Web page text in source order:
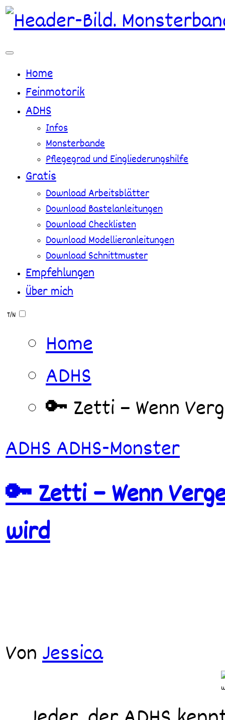
Zum
Inhalt
Home
Feinmotorik
ADHS
Infos
Monsterbande
Pflegegrad und Eingliederungshilfe
Gratis
Download Arbeitsblätter
Download Bastelanleitungen
Download Checklisten
Download Modellieranleitungen
Download Schnittmuster
Empfehlungen
Über mich
T/N
Home
ADHS
🔑 Zetti – Wenn
ADHSADHS-Monster
🔑 Zetti – Wenn
wird
VonJessica